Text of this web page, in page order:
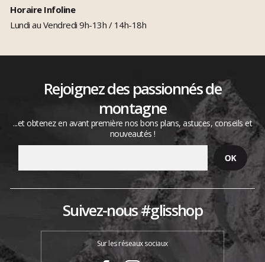
Horaire Infoline
Lundi au Vendredi 9h-13h / 14h-18h
Rejoignez des passionnés de
montagne
...et obtenez en avant première nos bons plans, astuces, conseils et
nouveautés !
Suivez-nous #glisshop
Sur les réseaux sociaux